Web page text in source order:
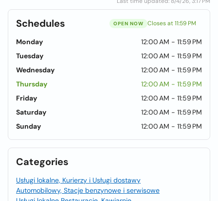
Schedules OPEN NOW Closes at 11:59 PM
Monday
12:00 AM - 11:59 PM
Tuesday
12:00 AM - 11:59 PM
Wednesday
12:00 AM - 11:59 PM
Thursday
12:00 AM - 11:59 PM
Friday
12:00 AM - 11:59 PM
Saturday
12:00 AM - 11:59 PM
Sunday
12:00 AM - 11:59 PM
Categories
Usługi lokalne, Kurierzy i Usługi dostawy
Automobilowy, Stacje benzynowe i serwisowe